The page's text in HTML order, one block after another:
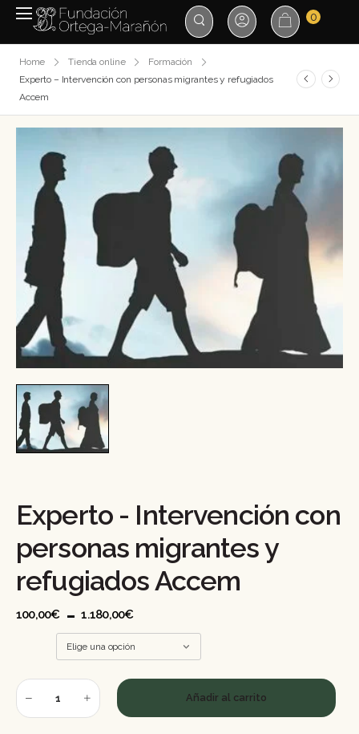
0
Home Tienda online
Formación
Experto – Intervención con personas migrantes y refugiados
Accem
Experto - Intervención con
personas migrantes y
refugiados Accem
100,00€ - 1.180,00€
Añadir al carrito